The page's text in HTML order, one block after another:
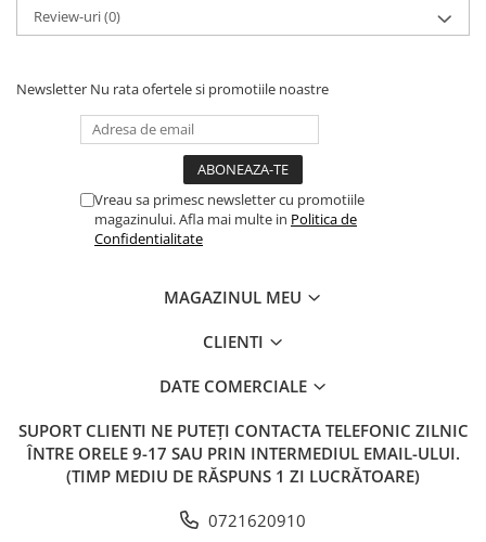
Review-uri(0)
Newsletter Nu rata ofertele si promotiile noastre
Vreau sa primesc newsletter cu promotiile
magazinului. Afla mai multe in Politica de
Confidentialitate
MAGAZINUL MEU
CLIENTI
DATE COMERCIALE
SUPORT CLIENTI NE PUTEȚI CONTACTA TELEFONIC ZILNIC
ÎNTRE ORELE 9-17 SAU PRIN INTERMEDIUL EMAIL-ULUI.
(TIMP MEDIU DE RĂSPUNS 1 ZI LUCRĂTOARE)
0721620910